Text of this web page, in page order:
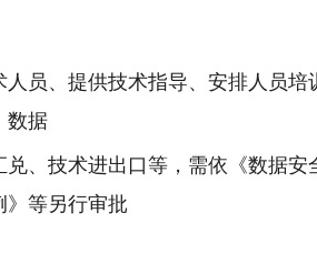
员、提供技术指导、安排人员
数据
、技术进出口等，需依《数据安
》等另行审批